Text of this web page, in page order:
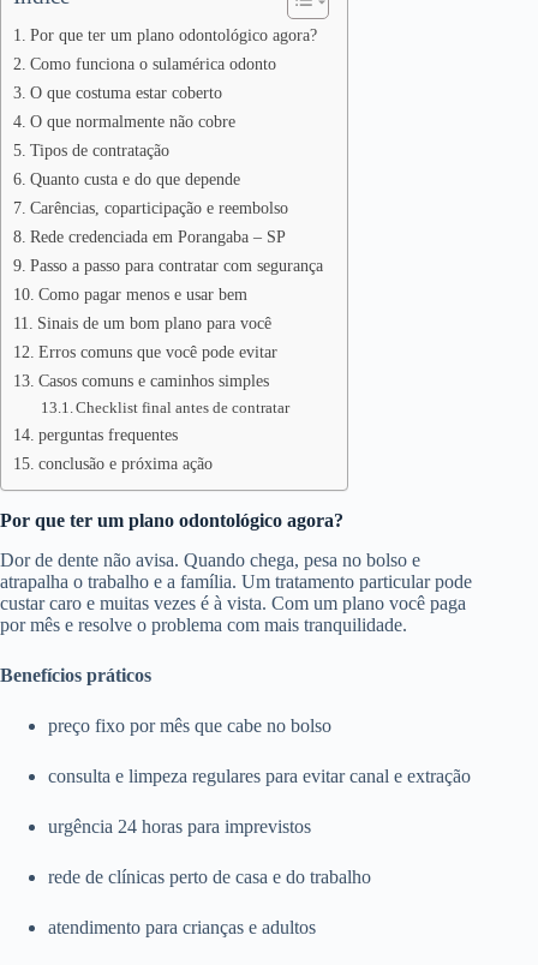
Por que ter um plano odontológico agora?
Como funciona o sulamérica odonto
O que costuma estar coberto
O que normalmente não cobre
Tipos de contratação
Quanto custa e do que depende
Carências, coparticipação e reembolso
Rede credenciada em Porangaba – SP
Passo a passo para contratar com segurança
Como pagar menos e usar bem
Sinais de um bom plano para você
Erros comuns que você pode evitar
Casos comuns e caminhos simples
Checklist final antes de contratar
perguntas frequentes
conclusão e próxima ação
Por que ter um plano odontológico agora?
Dor de dente não avisa. Quando chega, pesa no bolso e
atrapalha o trabalho e a família. Um tratamento particular pode
custar caro e muitas vezes é à vista. Com um plano você paga
por mês e resolve o problema com mais tranquilidade.
Benefícios práticos
preço fixo por mês que cabe no bolso
consulta e limpeza regulares para evitar canal e extração
urgência 24 horas para imprevistos
rede de clínicas perto de casa e do trabalho
atendimento para crianças e adultos